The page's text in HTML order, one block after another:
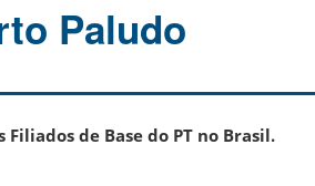
Paludo
de Base do PT no Brasil.